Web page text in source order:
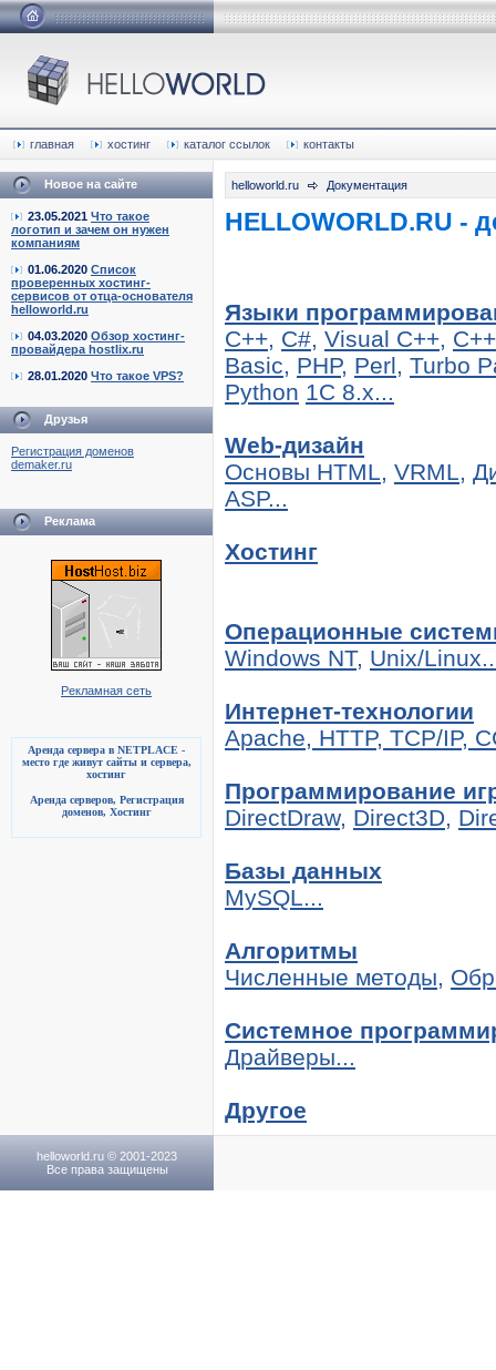
главная хостинг каталог ссылок контакты
Новое на сайте
23.05.2021 Что такое
логотип и зачем он нужен
компаниям
01.06.2020 Список
проверенных хостинг-
сервисов от отца-основателя
helloworld.ru
04.03.2020 Обзор хостинг-
провайдера hostlix.ru
28.01.2020 Что такое VPS?
Друзья
Регистрация доменов
demaker.ru
Реклама
Рекламная сеть
Аренда сервера в NETPLACE -
место где живут сайты и сервера,
хостинг
Аренда серверов, Регистрация
доменов, Хостинг
helloworld.ru Документация
HELLOWORLD.RU -
Языки
C++, C#, Visual C++,
Basic, PHP, Perl, Turbo
Python 1С 8.х...
Web-дизайн
Основы HTML, VRML,
ASP...
Хостинг
Операционные
Windows NT, Unix/
Интернет-технологии
Apache, HTTP, TCP/IP,
Программирование
DirectDraw, Direct3D,
Базы данных
MySQL...
Алгоритмы
Численные методы,
Системное
Драйверы...
Другое
helloworld.ru © 2001-2023
Все права защищены